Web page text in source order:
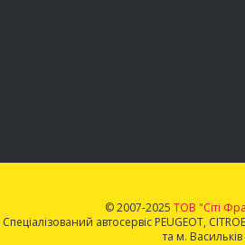
© 2007-2025 ТОВ "Сіті
Спеціалізований автосервіс PEUGEOT,
та м. Васильків